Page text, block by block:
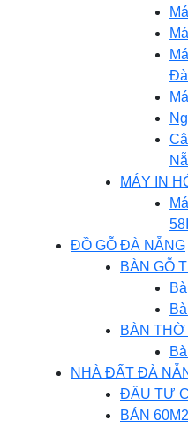
MÁY IN
ĐỒ GỖ ĐÀ NẴNG
BÀN GỖ
BÀN
NHÀ ĐẤT ĐÀ
ĐẦU TƯ
BÁN